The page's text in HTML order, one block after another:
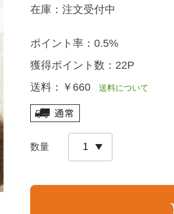
在庫： 注文受付中
ポイント率： 0.5%
獲得ポイント数： 22P
送料： ￥660送料について
数量